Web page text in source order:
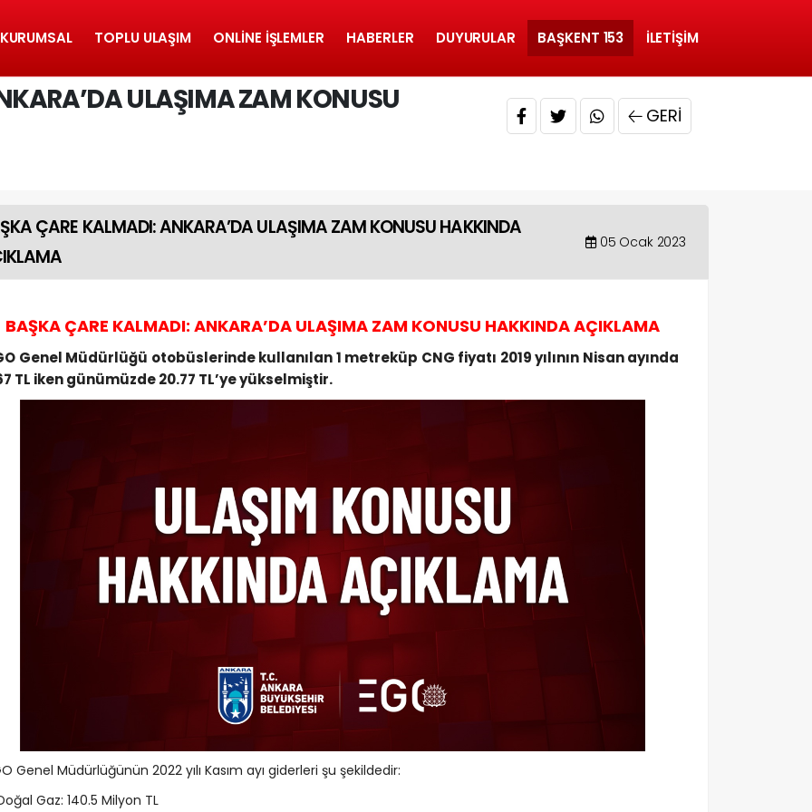
KURUMSAL TOPLU ULAŞIM ONLINE İŞLEMLER HABERLER DUYURULAR BAŞKENT 153 İLETIŞIM
ULAŞIMA ZAM KONUSU GERI
ÇARE KALMADI: ANKARA’DA ULAŞIMA ZAM KONUSU HAKKINDA
05 Ocak 2023
BAŞKA ÇARE KALMADI: ANKARA’DA ULAŞIMA ZAM KONUSU HAKKINDA AÇIKLAMA
Genel Müdürlüğü otobüslerinde kullanılan 1 metreküp CNG fiyatı 2019 yılının Nisan ayında
TL iken günümüzde 20.77 TL’ye yükselmiştir.
Genel Müdürlüğünün 2022 yılı Kasım ayı giderleri şu şekildedir:
Gaz: 140.5 Milyon TL